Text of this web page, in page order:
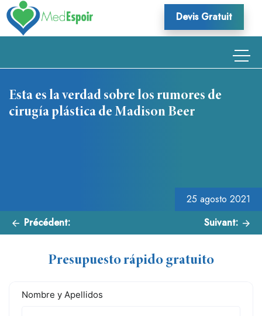
Skip
to
content
Devis Gratuit
Esta es la verdad sobre los rumores de
cirugía plástica de Madison Beer
25 agosto 2021
Précédent: Suivant:
Presupuesto rápido gratuito